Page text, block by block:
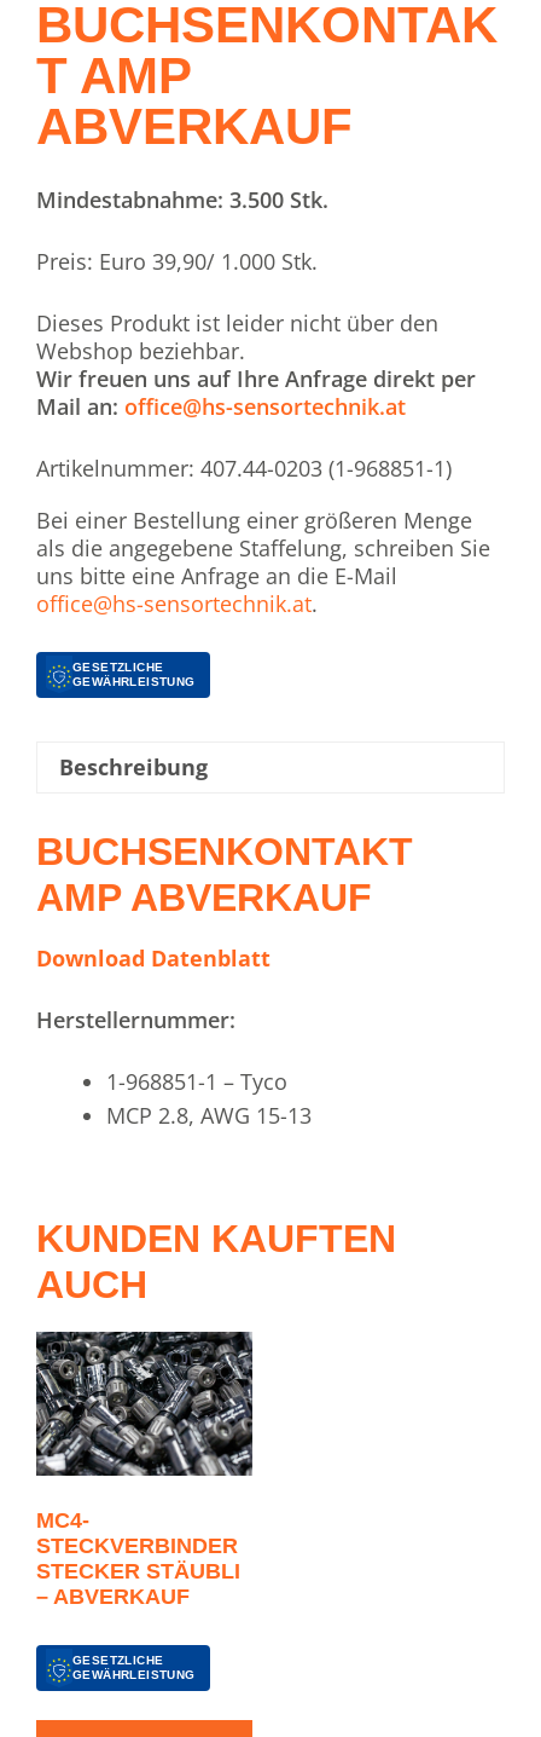
BUCHSENKONTAK
T AMP
ABVERKAUF
Mindestabnahme: 3.500 Stk.
Preis: Euro 39,90/ 1.000 Stk.
Dieses Produkt ist leider nicht über den
Webshop beziehbar.
Wir freuen uns auf Ihre Anfrage direkt per
Mail an: office@hs-sensortechnik.at
Artikelnummer: 407.44-0203 (1-968851-1)
Bei einer Bestellung einer größeren Menge
als die angegebene Staffelung, schreiben Sie
uns bitte eine Anfrage an die E-Mail
office@hs-sensortechnik.at.
GESETZLICHE
GEWÄHRLEISTUNG
Beschreibung
BUCHSENKONTAKT
AMP ABVERKAUF
Download Datenblatt
Herstellernummer:
1-968851-1 – Tyco
MCP 2.8, AWG 15-13
KUNDEN KAUFTEN
AUCH
MC4-
STECKVERBINDER
STECKER STÄUBLI
– ABVERKAUF
GESETZLICHE
GEWÄHRLEISTUNG